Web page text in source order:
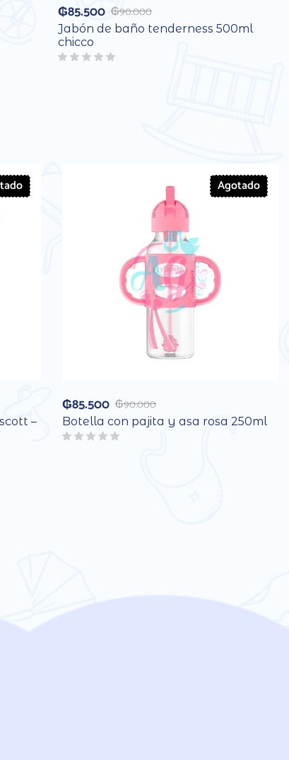
₲90.000
₲85.500
Jabón de baño tenderness 500ml
chicco
–
Agotado
₲90.000
₲85.500
Botella con pajita y asa rosa 250ml